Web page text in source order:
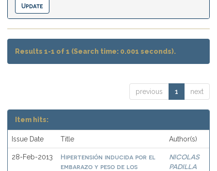
Results 1-1 of 1 (Search time: 0.001 seconds).
previous 1 next
Item hits:
Issue Date Title Author(s)
28-Feb-2013
Hipertensión inducida por el
embarazo y peso de los
NICOLAS
PADILLA